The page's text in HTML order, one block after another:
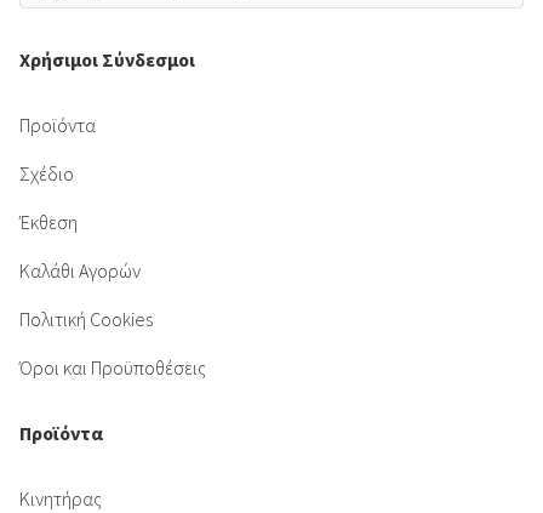
Χρήσιμοι Σύνδεσμοι
Προϊόντα
Σχέδιο
Έκθεση
Καλάθι Αγορών
Πολιτική Cookies
Όροι και Προϋποθέσεις
Προϊόντα
Κινητήρας